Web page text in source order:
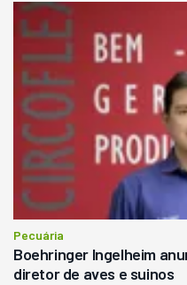
Pecuária
Boehringer Ingelheim
diretor de aves e suinos